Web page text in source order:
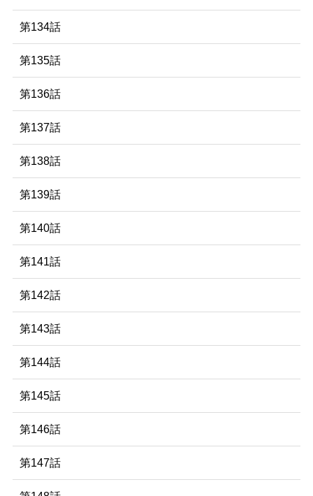
第134話
第135話
第136話
第137話
第138話
第139話
第140話
第141話
第142話
第143話
第144話
第145話
第146話
第147話